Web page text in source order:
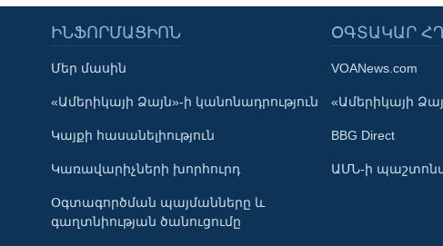
Learning English
ՀԵՏԵՒԵՔ ՄԵԶ
Լեզուներ
ԻՆՖՈՐՄԱՑԻՈՆ
Մեր մասին
«Ամերիկայի Ձայն»-ի կանոնադրություն
Կայքի հասանելիություն
Կառավարիչների խորհուրդ
Օգտագործման պայմանները և
գաղտնիության ծանուցումը
ՕԳՏԱԿԱՐ
VOANews.com
«Ամերիկայի
BBG Direct
ԱՄՆ-ի